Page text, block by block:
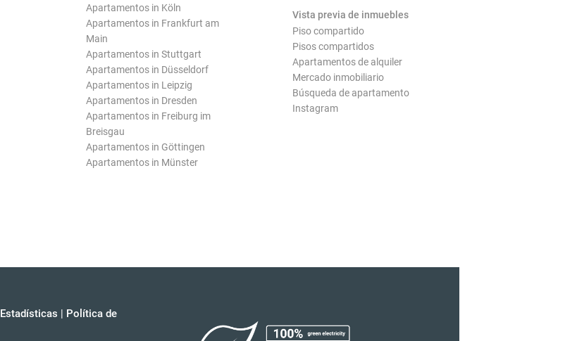
Apartamentos in Köln
Apartamentos in Frankfurt am
Main
Apartamentos in Stuttgart
Apartamentos in Düsseldorf
Apartamentos in Leipzig
Apartamentos in Dresden
Apartamentos in Freiburg im
Breisgau
Apartamentos in Göttingen
Apartamentos in Münster
Vista previa de inmuebles
Piso compartido
Pisos compartidos
Apartamentos de alquiler
Mercado inmobiliario
Búsqueda de apartamento
Instagram
Estadísticas | Política de